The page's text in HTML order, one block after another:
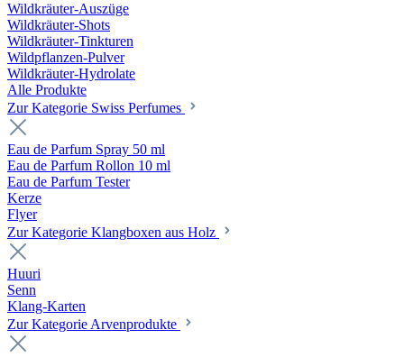
Wildkräuter-Auszüge
Wildkräuter-Shots
Wildkräuter-Tinkturen
Wildpflanzen-Pulver
Wildkräuter-Hydrolate
Alle Produkte
Zur Kategorie Swiss Perfumes
Eau de Parfum Spray 50 ml
Eau de Parfum Rollon 10 ml
Eau de Parfum Tester
Kerze
Flyer
Zur Kategorie Klangboxen aus Holz
Huuri
Senn
Klang-Karten
Zur Kategorie Arvenprodukte